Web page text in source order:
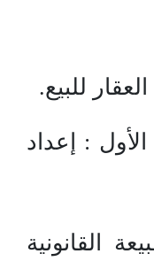
الأول : إعداد
القانونية